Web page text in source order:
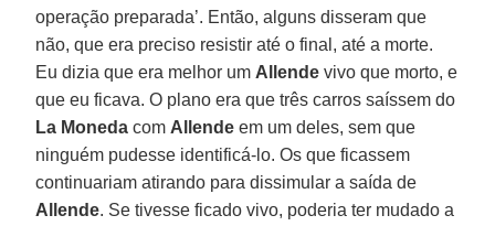
operação preparada’. Então, alguns disseram que
não, que era preciso resistir até o final, até a morte.
Eu dizia que era melhor um Allende vivo que morto, e
que eu ficava. O plano era que três carros saíssem do
La Moneda com Allende em um deles, sem que
ninguém pudesse identificá-lo. Os que ficassem
continuariam atirando para dissimular a saída de
Allende. Se tivesse ficado vivo, poderia ter mudado a